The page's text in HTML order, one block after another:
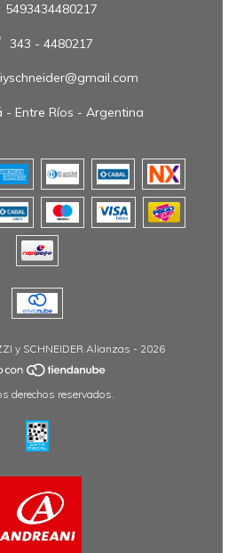
5493434480217
343 - 4480217
- Entre Ríos - Argentina
y SCHNEIDER Alianzas - 2026
derechos reservados.